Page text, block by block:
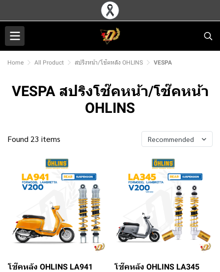
Home All Product สปริงหน้า/โช๊คหลัง OHLINS VESPA
VESPA สปริงโช๊คหน้า/โช๊คหน้า
OHLINS
Found 23 items Recommended
โช๊คหลัง OHLINS LA941
โช๊คหลัง OHLINS LA345